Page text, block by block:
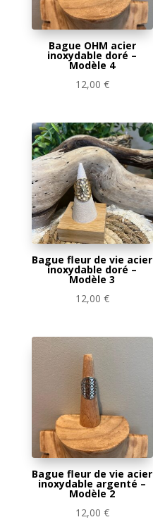
Bague OHM acier
inoxydable doré –
Modèle 4
12,00 €
Bague fleur de vie acier
inoxydable doré –
Modèle 3
12,00 €
Bague fleur de vie acier
inoxydable argenté –
Modèle 2
12,00 €